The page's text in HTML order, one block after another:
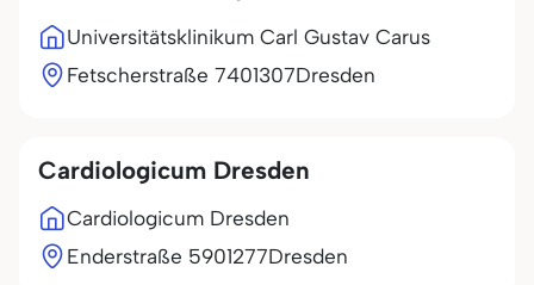
Universitätsklinikum Carl Gustav Carus
Fetscherstraße 7401307Dresden
Cardiologicum Dresden
Cardiologicum Dresden
Enderstraße 5901277Dresden